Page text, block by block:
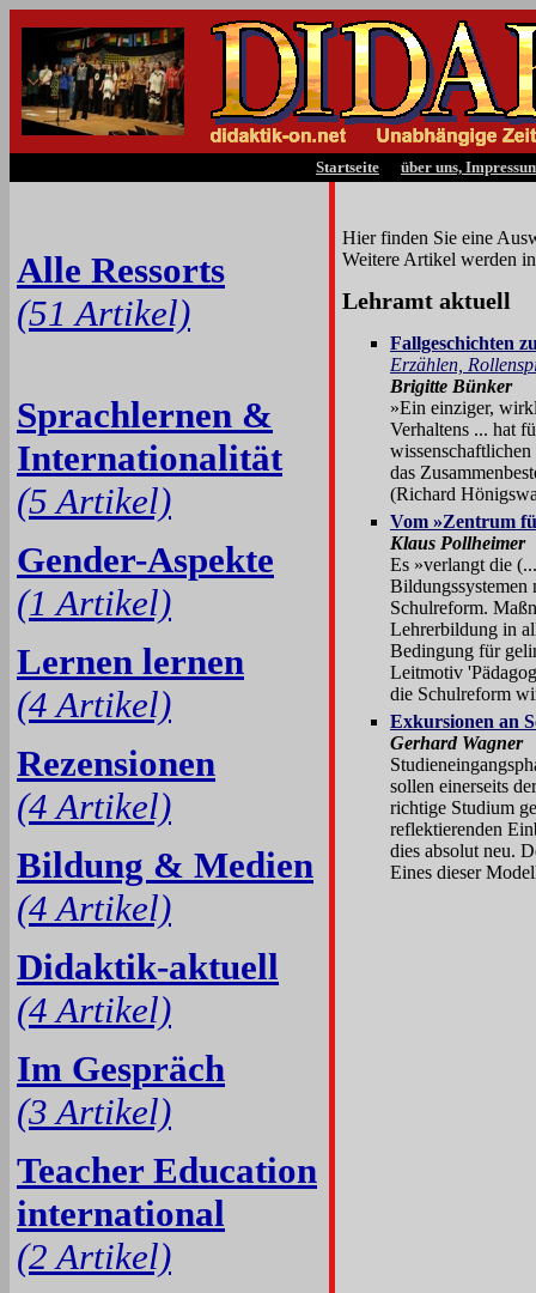
Startseite über uns,
Alle Ressorts
(51 Artikel)
Sprachlernen &
Internationalität
(5 Artikel)
Gender-Aspekte
(1 Artikel)
Lernen lernen
(4 Artikel)
Rezensionen
(4 Artikel)
Bildung & Medien
(4 Artikel)
Didaktik-aktuell
(4 Artikel)
Im Gespräch
(3 Artikel)
Teacher Education
international
(2 Artikel)
Hier finden Sie eine
Weitere Artikel werden
Lehramt aktuell
Fallgeschichten
Erzählen,
Brigitte Bünker
»Ein einziger,
Verhaltens ... hat
wissenschaftlichen
das
(Richard
Vom »Zentrum
Klaus Pollheimer
Es »verlangt die
Bildungssystemen
Schulreform.
Lehrerbildung in
Bedingung für
Leitmotiv
die Schulreform
Exkursionen an
Gerhard Wagner
sollen einerseits
richtige Studium
reflektierenden
dies absolut neu.
Eines dieser